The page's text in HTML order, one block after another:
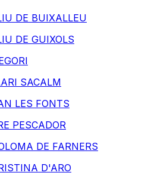
DE BUIXALLEU
DE GUIXOLS
SACALM
LES FONTS
PESCADOR
DE FARNERS
D'ARO